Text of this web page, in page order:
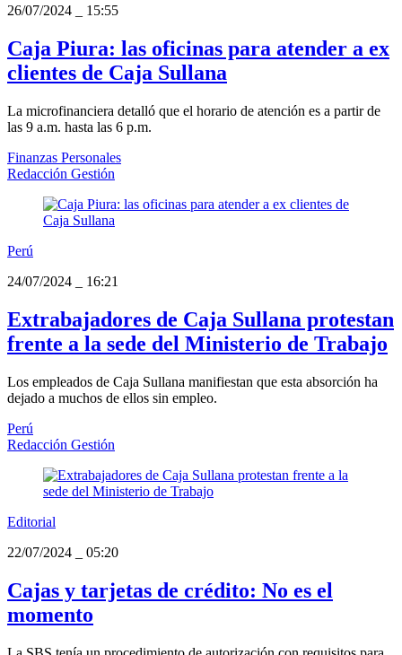
26/07/2024
15:55
Caja Piura: las oficinas para atender a ex
clientes de Caja Sullana
La microfinanciera detalló que el horario de atención es a partir de
las 9 a.m. hasta las 6 p.m.
Finanzas Personales
Redacción Gestión
Perú
24/07/2024
16:21
Extrabajadores de Caja Sullana protestan
frente a la sede del Ministerio de Trabajo
Los empleados de Caja Sullana manifiestan que esta absorción ha
dejado a muchos de ellos sin empleo.
Perú
Redacción Gestión
Editorial
22/07/2024
05:20
Cajas y tarjetas de crédito: No es el
momento